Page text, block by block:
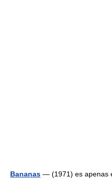
Bananas — (1971) es apenas